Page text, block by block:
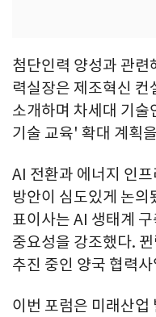
첨단인력 양성과 관련
력실장은 제조혁신
소개하며 차세대 기술
기술 교육' 확대 계획
AI 전환과 에너지 인
방안이 심도있게 논의
표이사는 AI 생태계
중요성을 강조했다.
추진 중인 양국 협력
이번 포럼은 미래산